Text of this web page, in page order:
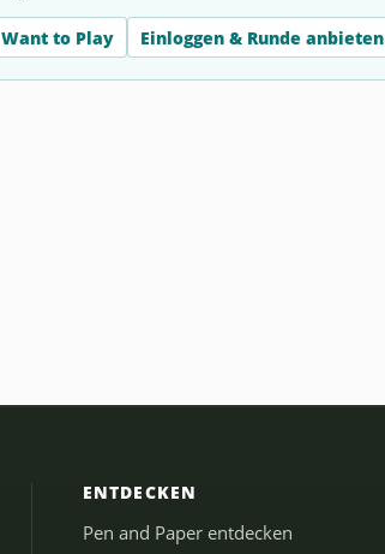
Want to Play Einloggen & Runde anbieten
ENTDECKEN
Pen and Paper entdecken